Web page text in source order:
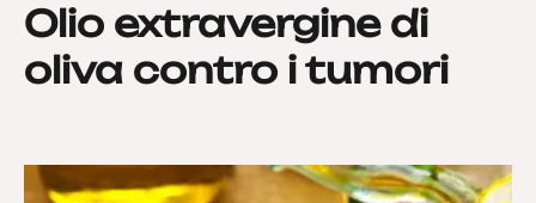
Olio extravergine di
oliva contro i tumori